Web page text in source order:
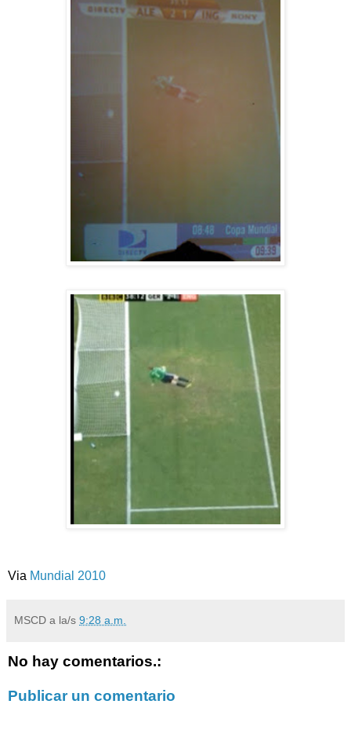
Via Mundial 2010
MSCD a la/s 9:28 a.m.
No hay comentarios.:
Publicar un comentario